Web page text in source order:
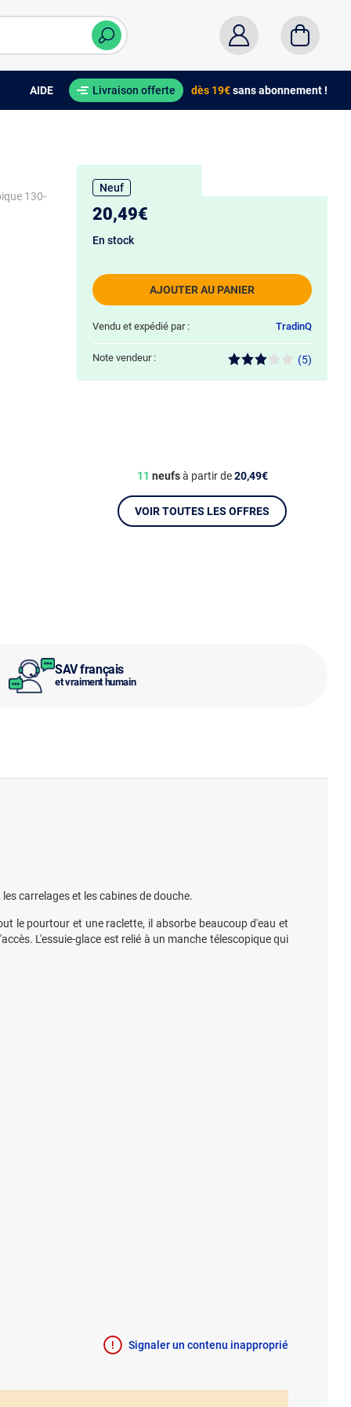
AIDE Livraison offerte dès 19€sans abonnement !
SAV français
et vraiment humain
130-
Neuf
20,49€
AJOUTER AU PANIER
En stock
Vendu et expédié par : TradinQ
Note vendeur : (5)
11 neufsà partir de20,49€
VOIR TOUTES LES OFFRES
carrelages et les cabines de douche.
le pourtour et une raclette, il absorbe beaucoup d'eau et
L'essuie-glace est relié à un manche télescopique qui
Signaler un contenu inapproprié